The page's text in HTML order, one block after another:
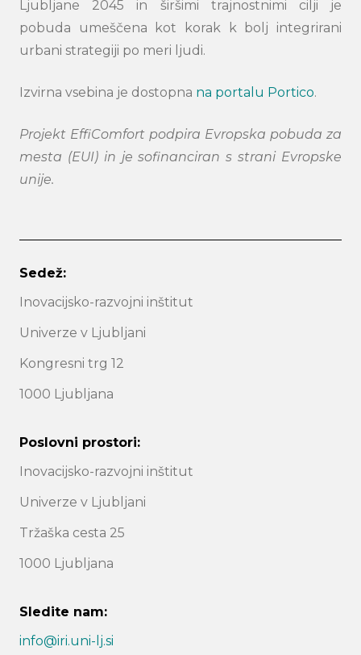
Ljubljane 2045 in širšimi trajnostnimi cilji je
pobuda umeščena kot korak k bolj integrirani
urbani strategiji po meri ljudi.
Izvirna vsebina je dostopna na portalu Portico.
Projekt EffiComfort podpira Evropska pobuda za
mesta (EUI) in je sofinanciran s strani Evropske
unije.
Sedež:
Inovacijsko-razvojni inštitut
Univerze v Ljubljani
Kongresni trg 12
1000 Ljubljana
Poslovni prostori:
Inovacijsko-razvojni inštitut
Univerze v Ljubljani
Tržaška cesta 25
1000 Ljubljana
Sledite nam:
info@iri.uni-lj.si